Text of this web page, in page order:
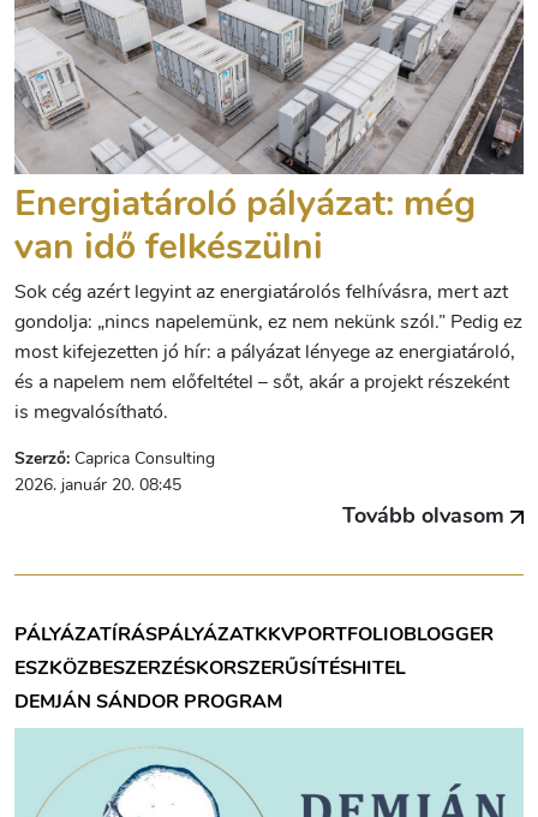
Energiatároló pályázat: még
van idő felkészülni
Sok cég azért legyint az energiatárolós felhívásra, mert azt
gondolja: „nincs napelemünk, ez nem nekünk szól.” Pedig ez
most kifejezetten jó hír: a pályázat lényege az energiatároló,
és a napelem nem előfeltétel – sőt, akár a projekt részeként
is megvalósítható.
Szerző: Caprica Consulting
2026. január 20. 08:45
Tovább olvasom
PÁLYÁZATÍRÁSPÁLYÁZATKKVPORTFOLIOBLOGGER
ESZKÖZBESZERZÉSKORSZERŰSÍTÉSHITEL
DEMJÁN SÁNDOR PROGRAM